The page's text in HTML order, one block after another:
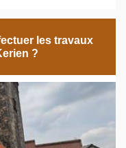
les travaux
?